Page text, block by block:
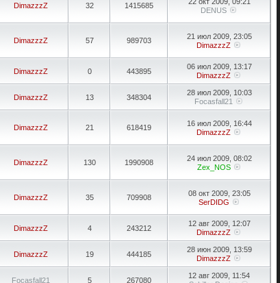
DimazzzZ 32 1415685
DENUS
DimazzzZ 57 989703
21 июл 2009, 23:05
DimazzzZ
DimazzzZ 0 443895
06 июл 2009, 13:17
DimazzzZ
DimazzzZ 13 348304
28 июл 2009, 10:03
Focasfall21
DimazzzZ 21 618419
16 июл 2009, 16:44
DimazzzZ
DimazzzZ 130 1990908
24 июл 2009, 08:02
Zex_NOS
DimazzzZ 35 709908
08 окт 2009, 23:05
SerDIDG
DimazzzZ 4 243212
12 авг 2009, 12:07
DimazzzZ
DimazzzZ 19 444185
28 июн 2009, 13:59
DimazzzZ
Focasfall21 5 267080
12 авг 2009, 11:54